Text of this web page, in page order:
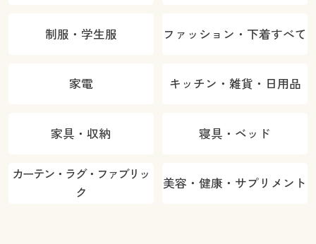
制服・学生服 ファッション・下着すべて
家電 キッチン・雑貨・日用品
家具・収納 寝具・ベッド
カーテン・ラグ・ファブリッ
ク
美容・健康・サプリメント